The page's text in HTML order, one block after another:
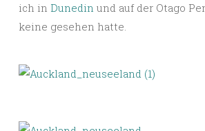
ich in Dunedin und auf der Otago
keine gesehen hatte.